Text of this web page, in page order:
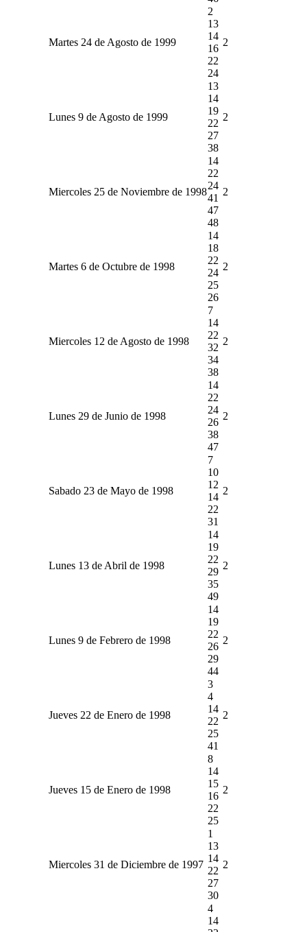
Martes 24 de Agosto de 1999
2
13
14
16
22
24
2
Lunes 9 de Agosto de 1999
13
14
19
22
27
38
2
Miercoles 25 de Noviembre de 1998
14
22
24
41
47
48
2
Martes 6 de Octubre de 1998
14
18
22
24
25
26
2
Miercoles 12 de Agosto de 1998
7
14
22
32
34
38
2
Lunes 29 de Junio de 1998
14
22
24
26
38
47
2
Sabado 23 de Mayo de 1998
7
10
12
14
22
31
2
Lunes 13 de Abril de 1998
14
19
22
29
35
49
2
Lunes 9 de Febrero de 1998
14
19
22
26
29
44
2
Jueves 22 de Enero de 1998
3
4
14
22
25
41
2
Jueves 15 de Enero de 1998
8
14
15
16
22
25
2
Miercoles 31 de Diciembre de 1997
1
13
14
22
27
30
2
4
14